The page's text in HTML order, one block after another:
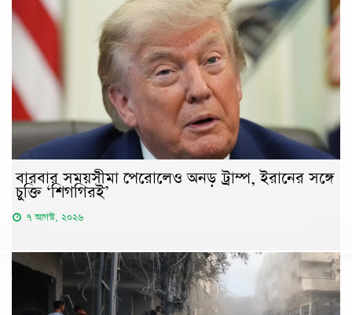
বারবার সময়সীমা পেরোলেও অনড় ট্রাম্প, ইরানের সঙ্গে
চুক্তি ‘শিগগিরই’
৭ আগস্ট, ২০২৬